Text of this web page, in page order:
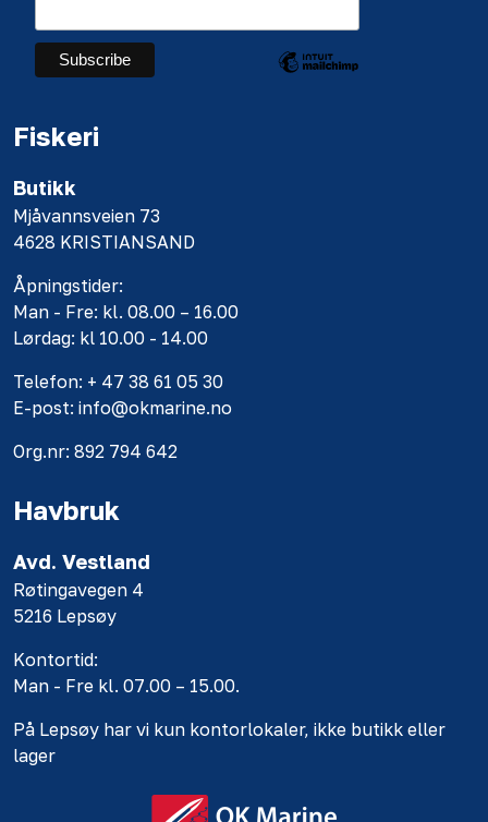
Fiskeri
Butikk
Mjåvannsveien 73
4628 KRISTIANSAND
Åpningstider:
Man - Fre: kl. 08.00 – 16.00
Lørdag: kl 10.00 - 14.00
Telefon: + 47 38 61 05 30
E-post: info@okmarine.no
Org.nr: 892 794 642
Havbruk
Avd. Vestland
Røtingavegen 4
5216 Lepsøy
Kontortid:
Man - Fre kl. 07.00 – 15.00.
På Lepsøy har vi kun kontorlokaler, ikke butikk eller
lager